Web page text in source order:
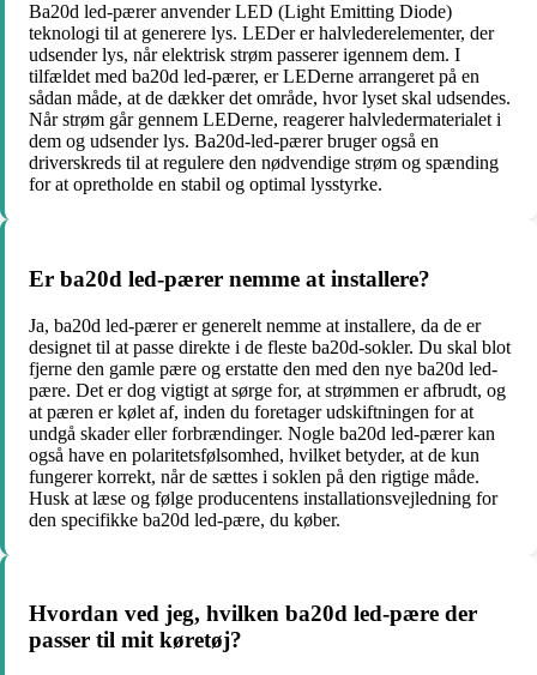
Ba20d led-pærer anvender LED (Light Emitting Diode)
teknologi til at generere lys. LEDer er halvlederelementer, der
udsender lys, når elektrisk strøm passerer igennem dem. I
tilfældet med ba20d led-pærer, er LEDerne arrangeret på en
sådan måde, at de dækker det område, hvor lyset skal udsendes.
Når strøm går gennem LEDerne, reagerer halvledermaterialet i
dem og udsender lys. Ba20d-led-pærer bruger også en
driverskreds til at regulere den nødvendige strøm og spænding
for at opretholde en stabil og optimal lysstyrke.
Er ba20d led-pærer nemme at installere?
Ja, ba20d led-pærer er generelt nemme at installere, da de er
designet til at passe direkte i de fleste ba20d-sokler. Du skal blot
fjerne den gamle pære og erstatte den med den nye ba20d led-
pære. Det er dog vigtigt at sørge for, at strømmen er afbrudt, og
at pæren er kølet af, inden du foretager udskiftningen for at
undgå skader eller forbrændinger. Nogle ba20d led-pærer kan
også have en polaritetsfølsomhed, hvilket betyder, at de kun
fungerer korrekt, når de sættes i soklen på den rigtige måde.
Husk at læse og følge producentens installationsvejledning for
den specifikke ba20d led-pære, du køber.
Hvordan ved jeg, hvilken ba20d led-pære der
passer til mit køretøj?